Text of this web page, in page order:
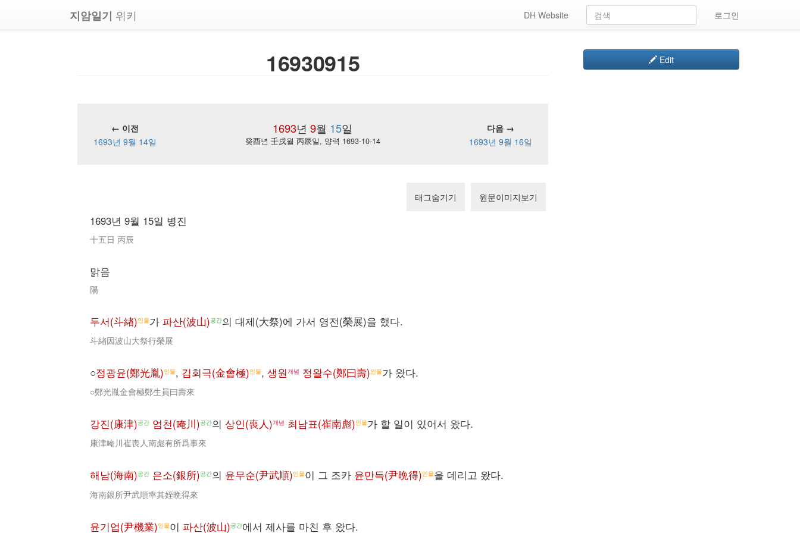
지암일기 위키 로그인
DH Website
16930915
1693년 9월 15일
← 이전
다음 →
1693년 9월 14일
癸酉년 壬戌월 丙辰일, 양력 1693-10-14 1693년 9월 16일
태그숨기기 원문이미지보기
1693년 9월 15일 병진
十五日 丙辰
맑음
陽
두서(斗緖)인물가 파산(波山)공간의 대제(大祭)에 가서 영전(榮展)을 했다.
斗緖因波山大祭行榮展
○정광윤(鄭光胤)인물, 김회극(金會極)인물, 생원 개념 정왈수(鄭曰壽)인물가 왔다.
○鄭光胤金會極鄭生員曰壽來
강진(康津)공간 엄천(唵川)공간의 상인(喪人)개념 최남표(崔南彪)인물가 할 일이 있어서 왔다.
康津唵川崔喪人南彪有所爲事來
해남(海南)공간 은소(銀所)공간의 윤무순(尹武順)인물이 그 조카 윤만득(尹晩得)인물을 데리고 왔다.
海南銀所尹武順率其姪晩得來
윤기업(尹機業)인물이 파산(波山)공간에서 제사를 마친 후 왔다.
Edit